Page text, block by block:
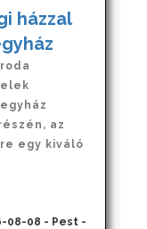
házzal
az
egy kiváló
08-08 - Pest -